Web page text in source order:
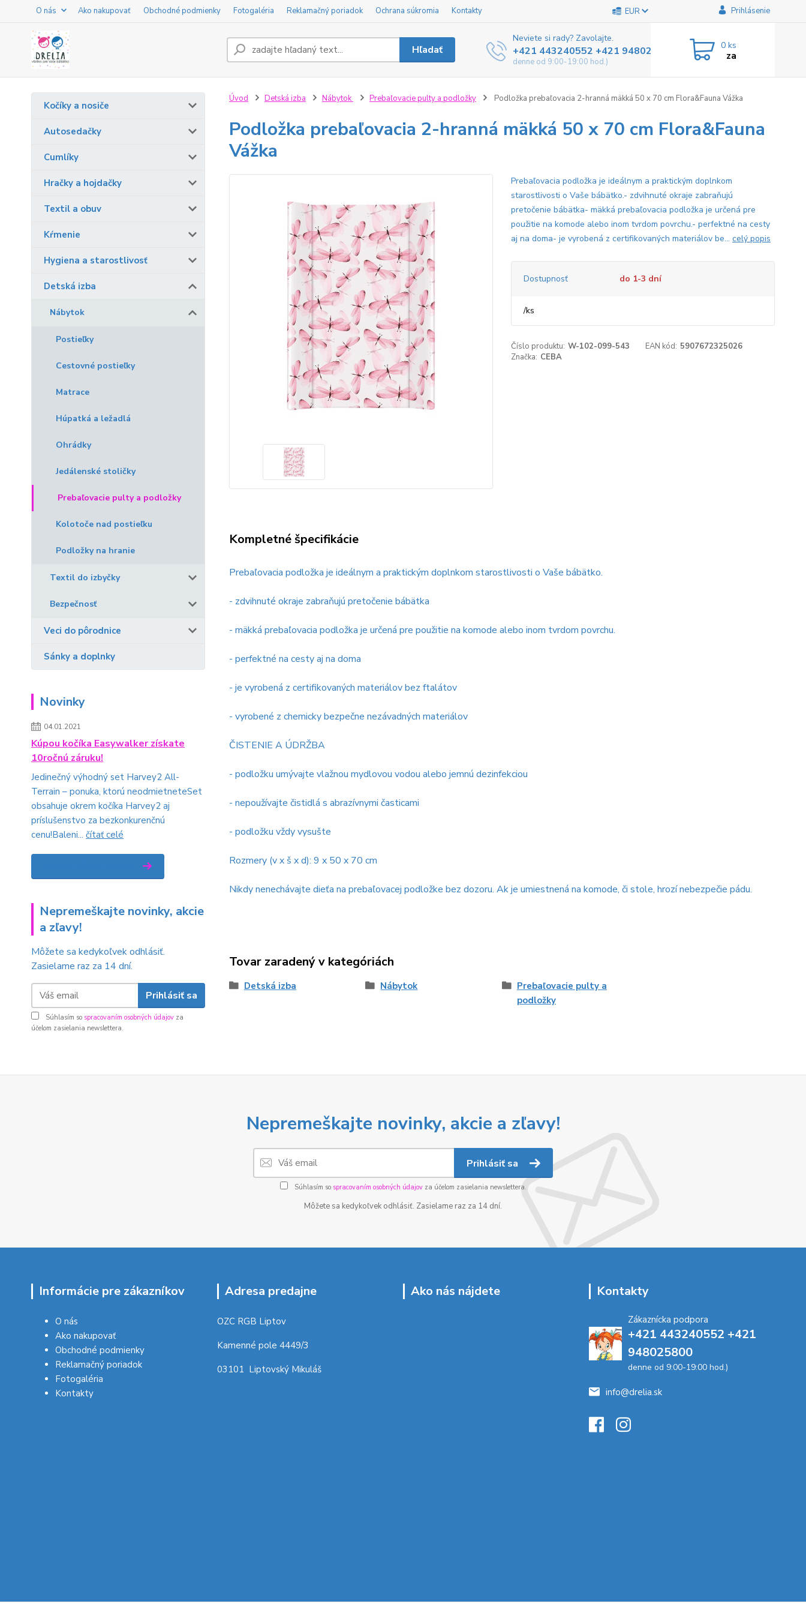
O nás Ako nakupovať Obchodné podmienky Fotogaléria Reklamačný poriadok Ochrana súkromia Kontakty EUR Prihlásenie
Hľadať
Neviete si rady? Zavolajte.
+421 443240552 +421 948025800
denne od 9:00-19:00 hod.)
0 ks
za
Kočíky a nosiče
Autosedačky
Cumlíky
Hračky a hojdačky
Textil a obuv
Kŕmenie
Hygiena a starostlivosť
Detská izba
Nábytok
Postieľky
Cestovné postieľky
Matrace
Húpatká a ležadlá
Ohrádky
Jedálenské stoličky
Prebaľovacie pulty a podložky
Kolotoče nad postieľku
Podložky na hranie
Textil do izbyčky
Bezpečnosť
Veci do pôrodnice
Sánky a doplnky
Novinky
04.01.2021
Kúpou kočíka Easywalker získate
10ročnú záruku!
Jedinečný výhodný set Harvey2 All-
Terrain – ponuka, ktorú neodmietneteSet
obsahuje okrem kočíka Harvey2 aj
príslušenstvo za bezkonkurenčnú
cenu!Baleni... čítať celé
Nepremeškajte novinky, akcie
a zľavy!
Môžete sa kedykoľvek odhlásiť.
Zasielame raz za 14 dní.
Prihlásiť sa
Súhlasím so spracovaním osobných údajov za
účelom zasielania newslettera.
Úvod Detská izba Nábytok Prebaľovacie pulty a podložky Podložka prebaľovacia 2-hranná mäkká 50 x 70 cm Flora&Fauna Vážka
Podložka prebaľovacia 2-hranná mäkká 50 x 70 cm Flora&Fauna
Vážka
Prebaľovacia podložka je ideálnym a praktickým doplnkom
starostlivosti o Vaše bábätko.- zdvihnuté okraje zabraňujú
pretočenie bábätka- mäkká prebaľovacia podložka je určená pre
použitie na komode alebo inom tvrdom povrchu.- perfektné na cesty
aj na doma- je vyrobená z certifikovaných materiálov be... celý popis
Dostupnosť do 1-3 dní
/ks
Číslo produktu: W-102-099-543 EAN kód: 5907672325026
Značka: CEBA
Kompletné špecifikácie
Prebaľovacia podložka je ideálnym a praktickým doplnkom starostlivosti o Vaše bábätko.
- zdvihnuté okraje zabraňujú pretočenie bábätka
- mäkká prebaľovacia podložka je určená pre použitie na komode alebo inom tvrdom povrchu.
- perfektné na cesty aj na doma
- je vyrobená z certifikovaných materiálov bez ftalátov
- vyrobené z chemicky bezpečne nezávadných materiálov
ČISTENIE A ÚDRŽBA
- podložku umývajte vlažnou mydlovou vodou alebo jemnú dezinfekciou
- nepoužívajte čistidlá s abrazívnymi časticami
- podložku vždy vysušte
Rozmery (v x š x d): 9 x 50 x 70 cm
Nikdy nenechávajte dieťa na prebaľovacej podložke bez dozoru. Ak je umiestnená na komode, či stole, hrozí nebezpečie pádu.
Tovar zaradený v kategóriách
Detská izba Nábytok
Prebaľovacie pulty a
podložky
Nepremeškajte novinky, akcie a zľavy!
Prihlásiť sa
Súhlasím so spracovaním osobných údajovza účelom zasielania newslettera.
Môžete sa kedykoľvek odhlásiť. Zasielame raz za 14 dní.
Informácie pre zákazníkov
O nás
Ako nakupovať
Obchodné podmienky
Reklamačný poriadok
Fotogaléria
Kontakty
Adresa predajne
OZC RGB Liptov
Kamenné pole 4449/3
03101 Liptovský Mikuláš
Ako nás nájdete Kontakty
Zákaznícka podpora
+421 443240552 +421
948025800
denne od 9:00-19:00 hod.)
info@drelia.sk